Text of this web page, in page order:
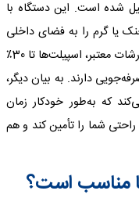
شده است. این دستگاه با
یا گرم را به فضای داخلی
منتقل می‌کند. نکته جالب اینجاست که طبق گزارشات معتبر، اسپیلت‌ها تا 30٪
دارند. به بیان دیگر،
که به‌طور خودکار زمان
شما را تأمین کند و هم
مناسب است؟